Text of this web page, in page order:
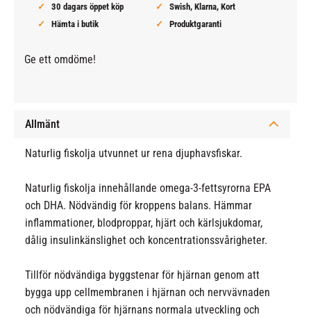
30 dagars öppet köp
Swish, Klarna, Kort
Hämta i butik
Produktgaranti
Ge ett omdöme!
Allmänt
Naturlig fiskolja utvunnet ur rena djuphavsfiskar.
Naturlig fiskolja innehållande omega-3-fettsyrorna EPA
och DHA. Nödvändig för kroppens balans. Hämmar
inflammationer, blodproppar, hjärt och kärlsjukdomar,
dålig insulinkänslighet och koncentrationssvårigheter.
Tillför nödvändiga byggstenar för hjärnan genom att
bygga upp cellmembranen i hjärnan och nervvävnaden
och nödvändiga för hjärnans normala utveckling och